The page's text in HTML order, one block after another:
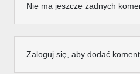
Nie ma jeszcze żadnych
Zaloguj się, aby dodać